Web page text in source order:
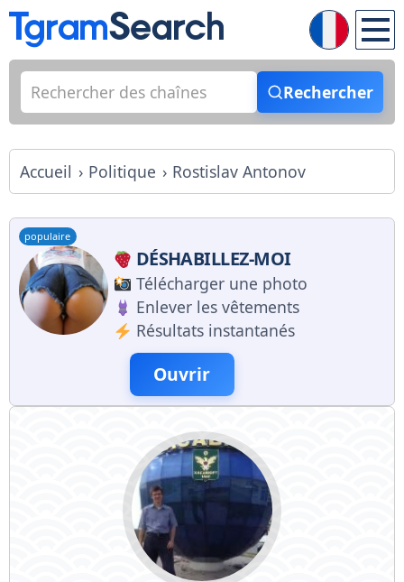
Rechercher
Accueil Politique Rostislav Antonov
populaire
DÉSHABILLEZ-MOI
Télécharger une photo
Enlever les vêtements
Résultats instantanés
Ouvrir